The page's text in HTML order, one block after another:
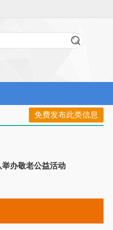
免费发布此类信息
办敬老公益活动